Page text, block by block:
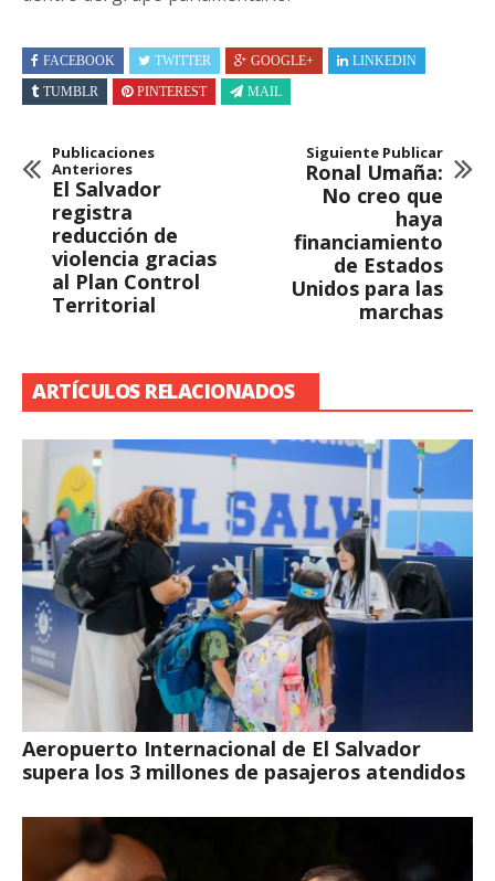
FACEBOOK TWITTER GOOGLE+
LINKEDIN
TUMBLR
PINTEREST MAIL
Publicaciones
Anteriores
El Salvador
registra
reducción de
violencia gracias
al Plan Control
Territorial
Siguiente Publicar
Ronal Umaña:
No creo que
haya
financiamiento
de Estados
Unidos para las
marchas
ARTÍCULOS RELACIONADOS
Aeropuerto Internacional de El Salvador
supera los 3 millones de pasajeros atendidos